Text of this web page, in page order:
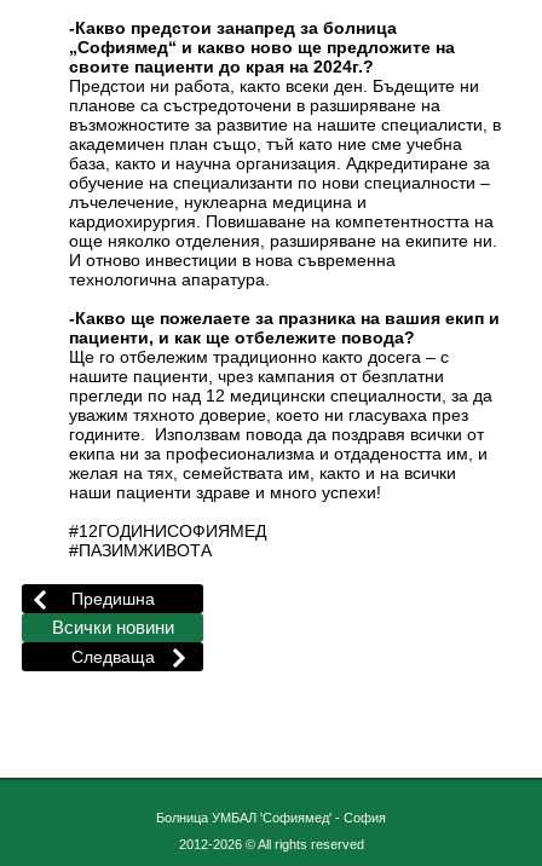
-Какво предстои занапред за болница
„Софиямед“ и какво ново ще предложите на
своите пациенти до края на 2024г.?
Предстои ни работа, както всеки ден. Бъдещите ни
планове са състредоточени в разширяване на
възможностите за развитие на нашите специалисти, в
академичен план също, тъй като ние сме учебна
база, както и научна организация. Адкредитиране за
обучение на специализанти по нови специалности –
лъчелечение, нуклеарна медицина и
кардиохирургия. Повишаване на компетентността на
още няколко отделения, разширяване на екипите ни.
И отново инвестиции в нова съвременна
технологична апаратура.
-Какво ще пожелаете за празника на вашия екип и
пациенти, и как ще отбележите повода?
Ще го отбележим традиционно както досега – с
нашите пациенти, чрез кампания от безплатни
прегледи по над 12 медицински специалности, за да
уважим тяхното доверие, което ни гласуваха през
годините. Използвам повода да поздравя всички от
екипа ни за професионализма и отдадеността им, и
желая на тях, семействата им, както и на всички
наши пациенти здраве и много успехи!
#12ГОДИНИСОФИЯМЕД
#ПАЗИМЖИВОТА
Болница УМБАЛ 'Софиямед' - София
2012-2026 © All rights reserved